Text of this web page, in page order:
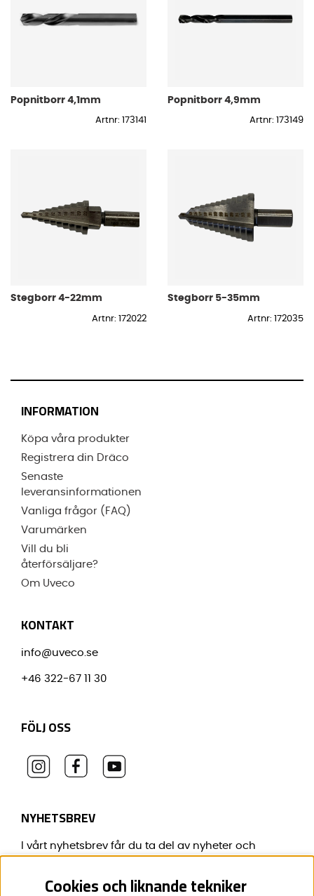
Popnitborr 4,1mm
Artnr: 173141
Popnitborr 4,9mm
Artnr: 173149
Stegborr 4-22mm
Artnr: 172022
Stegborr 5-35mm
Artnr: 172035
INFORMATION
Köpa våra produkter
Registrera din Dräco
Senaste
leveransinformationen
Vanliga frågor (FAQ)
Varumärken
Vill du bli
återförsäljare?
Om Uveco
KONTAKT
info@uveco.se
+46 322-67 11 30
FÖLJ OSS
NYHETSBREV
I vårt nyhetsbrev får du ta del av nyheter och
Cookies och liknande tekniker